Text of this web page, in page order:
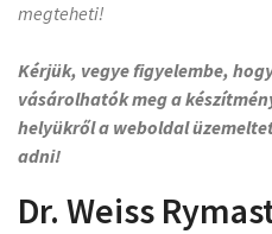
megteheti!
Kérjük, vegye figyelembe,
vásárolhatók meg a
helyükről a weboldal
adni!
Dr. Weiss